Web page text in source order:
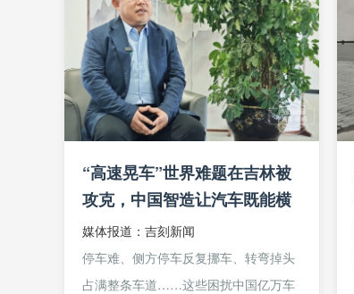
“高速晃车”世界难题在吉林被
攻克，中国智造让汽车既能横
着走，又能原地转
媒体报道：吉刻新闻
停车难、侧方停车反复挪车、转弯掉头
占满整条车道……这些困扰中国亿万车